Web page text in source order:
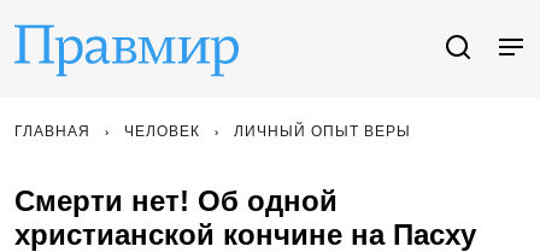
ГЛАВНАЯ ЧЕЛОВЕК ЛИЧНЫЙ ОПЫТ ВЕРЫ
Смерти нет! Об одной
христианской кончине на Пасху